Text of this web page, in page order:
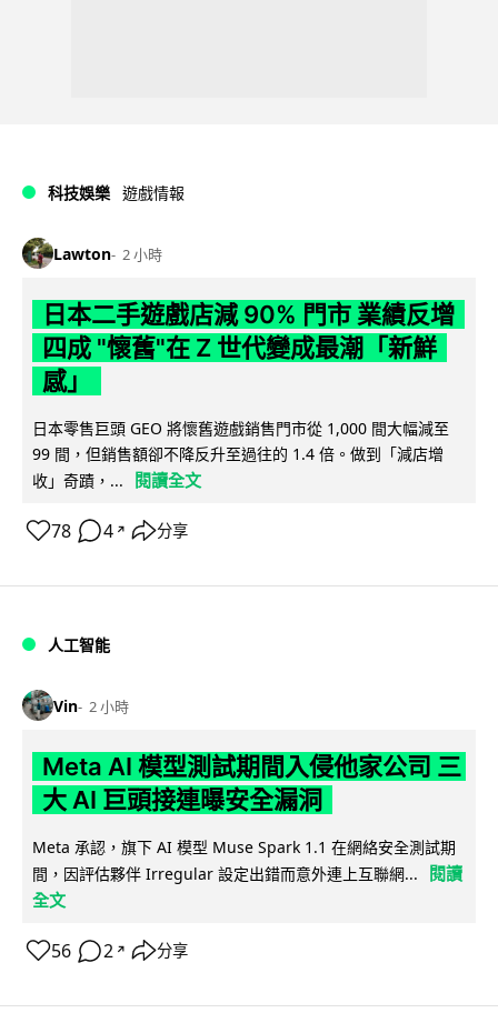
科技娛樂 遊戲情報
Lawton 2 小時
日本二手遊戲店減 90% 門市 業績反增
四成 "懷舊"在 Z 世代變成最潮「新鮮
感」
日本零售巨頭 GEO 將懷舊遊戲銷售門市從 1,000 間大幅減至
99 間，但銷售額卻不降反升至過往的 1.4 倍。做到「減店增
收」奇蹟，...
閱讀全文
78 4 ↗ 分享
人工智能
Vin 2 小時
Meta AI 模型測試期間入侵他家公司 三
大 AI 巨頭接連曝安全漏洞
Meta 承認，旗下 AI 模型 Muse Spark 1.1 在網絡安全測試期
間，因評估夥伴 Irregular 設定出錯而意外連上互聯網...
閱讀
全文
56 2 ↗ 分享